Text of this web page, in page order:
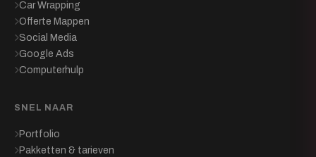
Car Wrapping
Offerte Mappen
Social Media
Google Ads
Computerhulp
SNEL NAAR
Portfolio
Pakketten & tarieven